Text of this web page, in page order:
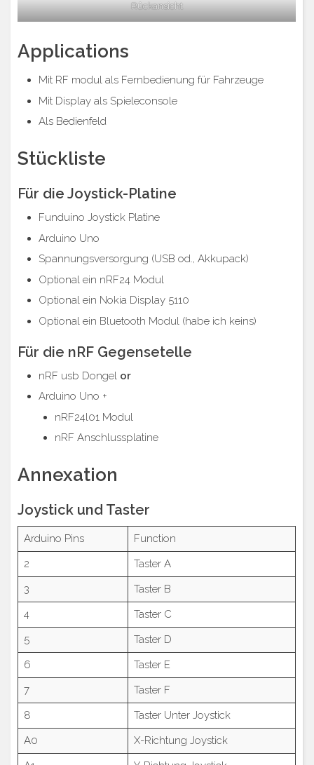
Rückansicht
Applications
Mit RF modul als Fernbedienung für Fahrzeuge
Mit Display als Spieleconsole
Als Bedienfeld
Stückliste
Für die Joystick-Platine
Funduino Joystick Platine
Arduino Uno
Spannungsversorgung (USB od., Akkupack)
Optional ein nRF24 Modul
Optional ein Nokia Display 5110
Optional ein Bluetooth Modul (habe ich keins)
Für die nRF Gegensetelle
nRF usb Dongel or
Arduino Uno +
nRF24l01 Modul
nRF Anschlussplatine
Annexation
Joystick und Taster
Arduino Pins
Function
2
Taster A
3
Taster B
4
Taster C
5
Taster D
6
Taster E
7
Taster F
8
Taster Unter Joystick
A0
X-Richtung Joystick